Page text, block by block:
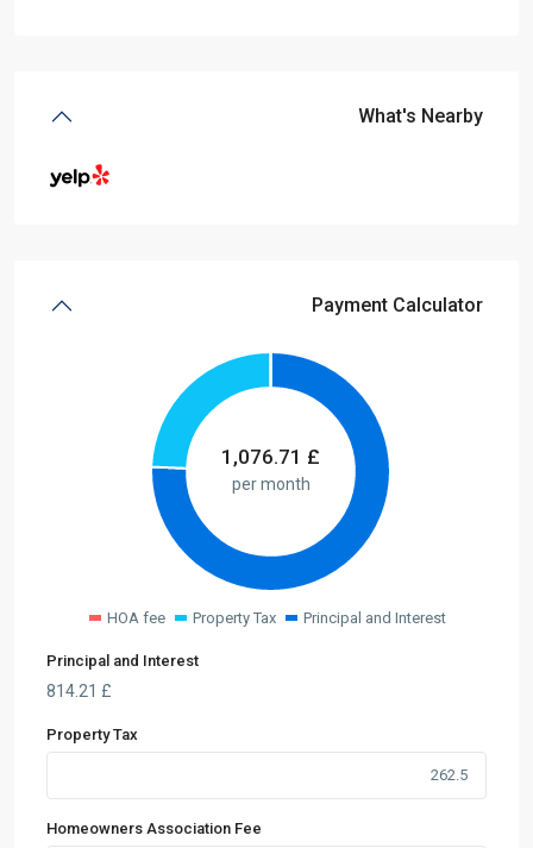
What's Nearby
Payment Calculator
£
1,076.71
per month
Principal and Interest
Property Tax
HOA fee
Principal and Interest
£
814.21
Property Tax
Homeowners Association Fee